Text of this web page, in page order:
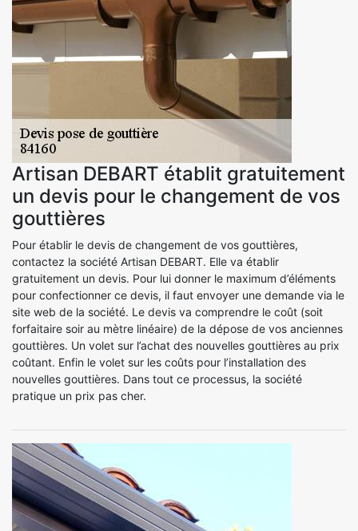
Artisan DEBART établit gratuitement
un devis pour le changement de vos
gouttières
Pour établir le devis de changement de vos gouttières,
contactez la société Artisan DEBART. Elle va établir
gratuitement un devis. Pour lui donner le maximum d’éléments
pour confectionner ce devis, il faut envoyer une demande via le
site web de la société. Le devis va comprendre le coût (soit
forfaitaire soir au mètre linéaire) de la dépose de vos anciennes
gouttières. Un volet sur l’achat des nouvelles gouttières au prix
coûtant. Enfin le volet sur les coûts pour l’installation des
nouvelles gouttières. Dans tout ce processus, la société
pratique un prix pas cher.